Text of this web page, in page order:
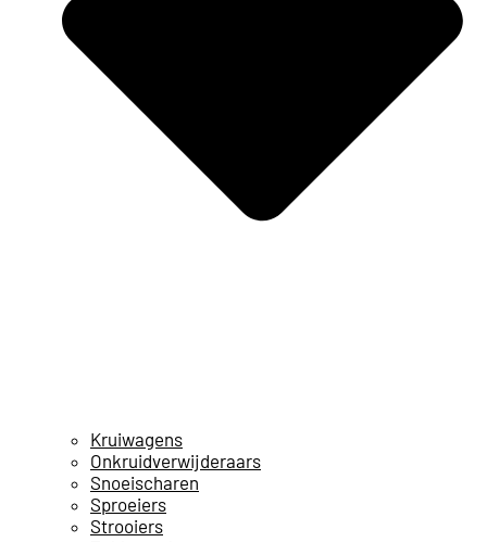
Kruiwagens
Onkruidverwijderaars
Snoeischaren
Sproeiers
Strooiers